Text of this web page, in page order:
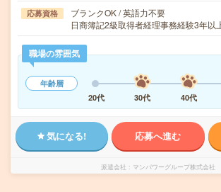
応募資格
ブランクOK / 英語力不要
日商簿記2級取得者経理事務経験3年以
職場の雰囲気
年齢層
20代
30代 40代
気になる! 応募へ進む
派遣会社 マンパワーグループ株式会社